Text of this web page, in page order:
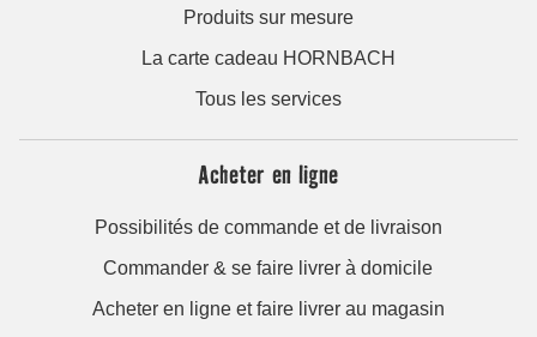
Produits sur mesure
La carte cadeau HORNBACH
Tous les services
Acheter en ligne
Possibilités de commande et de livraison
Commander & se faire livrer à domicile
Acheter en ligne et faire livrer au magasin